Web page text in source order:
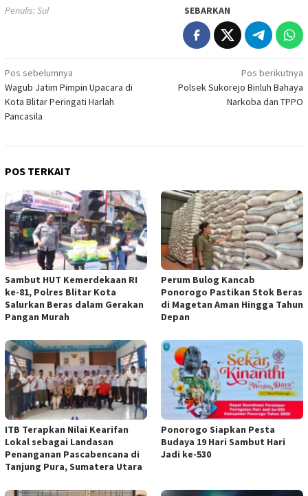
Penulis: Sul SEBARKAN
Navigasi
pos
Pos sebelumnya
Wagub Jatim Pimpin Upacara di
Kota Blitar Peringati Harlah
Pancasila
Pos berikutnya
Polsek Sukorejo Binluh Bahaya
Narkoba dan TPPO
POS TERKAIT
Sambut HUT Kemerdekaan RI
ke-81, Polres Blitar Kota
Salurkan Beras dalam Gerakan
Pangan Murah
Perum Bulog Kancab
Ponorogo Pastikan Stok Beras
di Magetan Aman Hingga Tahun
Depan
ITB Terapkan Nilai Kearifan
Lokal sebagai Landasan
Penanganan Pascabencana di
Tanjung Pura, Sumatera Utara
Ponorogo Siapkan Pesta
Budaya 19 Hari Sambut Hari
Jadi ke-530